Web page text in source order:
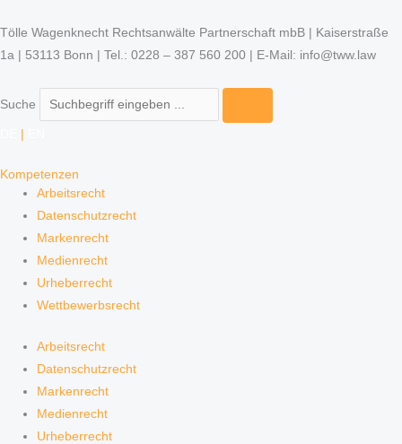
Tölle Wagenknecht Rechtsanwälte Partnerschaft mbB | Kaiserstraße
1a | 53113 Bonn | Tel.: 0228 – 387 560 200 | E-Mail: info@tww.law
Suche
Kompetenzen
Arbeitsrecht
Datenschutzrecht
Markenrecht
Medienrecht
Urheberrecht
Wettbewerbsrecht
Arbeitsrecht
Datenschutzrecht
Markenrecht
Medienrecht
Urheberrecht